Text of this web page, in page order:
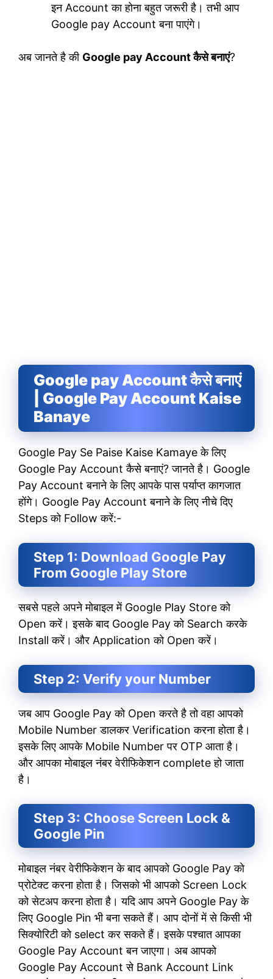
इन Account का होना बहुत जरूरी है। तभी आप
Google pay Account बना पाएंगे।
अब जानते है की Google pay Account कैसे बनाएं?
Google pay Account कैसे बनाएं
| Google Pay Account Kaise
Banaye
Google Pay Se Paise Kaise Kamaye के लिए
Google Pay Account कैसे बनाएं? जानते है। Google
Pay Account बनाने के लिए आपके पास पर्याप्त कागजात
होंगे। Google Pay Account बनाने के लिए नीचे दिए
Steps को Follow करें:-
Step 1: Download Google Pay
From Google Play Store
सबसे पहले अपने मोबाइल में Google Play Store को
Open करें। इसके बाद Google Pay को Search करके
Install करें। और Application को Open करें।
Step 2: Verify your Number
जब आप Google Pay को Open करते है तो वहा आपको
Mobile Number डालकर Verification करना होता है।
इसके लिए आपके Mobile Number पर OTP आता है।
और आपका मोबाइल नंबर वेरीफिकेशन complete हो जाता
है।
Step 3: Choose Screen Lock &
Google Pin
मोबाइल नंबर वेरीफिकेशन के बाद आपको Google Pay को
प्रोटेक्ट करना होता है। जिसको भी आपको Screen Lock
को सेटअप करना होता है। यदि आप अपने Google Pay के
लिए Google Pin भी बना सकते हैं। आप दोनों में से किसी भी
सिक्योरिटी को select कर सकते हैं। इसके पश्चात आपका
Google Pay Account बन जाएगा। अब आपको
Google Pay Account से Bank Account Link